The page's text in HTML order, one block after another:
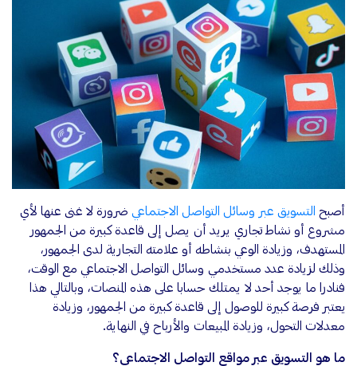
أصبح التسويق عبر وسائل التواصل الاجتماعي ضرورة لا غنى عنها لأي
مشروع أو نشاط تجاري يريد أن يصل إلى قاعدة كبيرة من الجمهور
المستهدف، وزيادة الوعي بنشاطه أو علامته التجارية لدى الجمهور،
وذلك لزيادة عدد مستخدمي وسائل التواصل الاجتماعي مع الوقت،
فنادرا ما يوجد أحد لا يمتلك حسابا على هذه المنصات، وبالتالي هذا
يعتبر فرصة كبيرة للوصول إلى قاعدة كبيرة من الجمهور، وزيادة
معدلات التحول، وزيادة المبيعات والأرباح في النهاية.
ما هو التسويق عبر مواقع التواصل الاجتماعي؟